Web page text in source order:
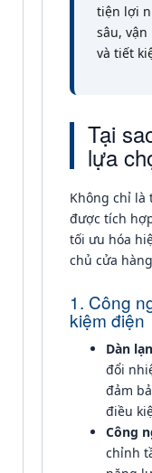
tiện lợi
sâu,
và tiết
Tại
lựa
Không chỉ là
được tích
tối ưu hóa
chủ cửa
1. Công
kiệm điện
Dàn
đổi
đảm
điều
Công
chỉnh